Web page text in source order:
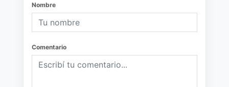
Nombre
Comentario